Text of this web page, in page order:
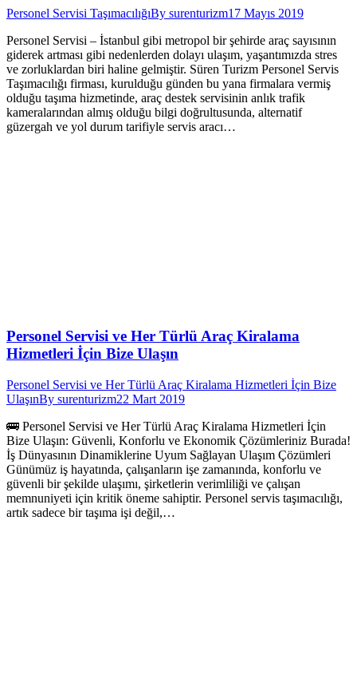
Personel Servisi TaşımacılığıBy surenturizm17 Mayıs 2019
Personel Servisi – İstanbul gibi metropol bir şehirde araç sayısının
giderek artması gibi nedenlerden dolayı ulaşım, yaşantımızda stres
ve zorluklardan biri haline gelmiştir. Süren Turizm Personel Servis
Taşımacılığı firması, kurulduğu günden bu yana firmalara vermiş
olduğu taşıma hizmetinde, araç destek servisinin anlık trafik
kameralarından almış olduğu bilgi doğrultusunda, alternatif
güzergah ve yol durum tarifiyle servis aracı…
Personel Servisi ve Her Türlü Araç Kiralama
Hizmetleri İçin Bize Ulaşın
Personel Servisi ve Her Türlü Araç Kiralama Hizmetleri İçin Bize
UlaşınBy surenturizm22 Mart 2019
🚌 Personel Servisi ve Her Türlü Araç Kiralama Hizmetleri İçin
Bize Ulaşın: Güvenli, Konforlu ve Ekonomik Çözümleriniz Burada!
İş Dünyasının Dinamiklerine Uyum Sağlayan Ulaşım Çözümleri
Günümüz iş hayatında, çalışanların işe zamanında, konforlu ve
güvenli bir şekilde ulaşımı, şirketlerin verimliliği ve çalışan
memnuniyeti için kritik öneme sahiptir. Personel servis taşımacılığı,
artık sadece bir taşıma işi değil,…